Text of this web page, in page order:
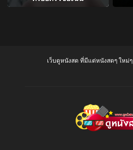
เว็บดูหนังสด ที่มีแต่หนังสดๆ ใหม่